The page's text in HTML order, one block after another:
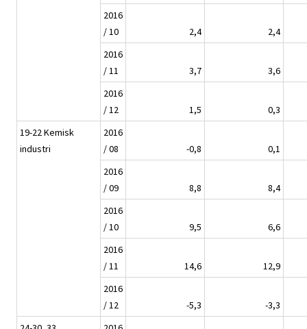
2016
/ 10
2,4
2,4
2016
/ 11
3,7
3,6
2016
/ 12
1,5
0,3
19-22 Kemisk
industri
2016
/ 08
-0,8
0,1
2016
/ 09
8,8
8,4
2016
/ 10
9,5
6,6
2016
/ 11
14,6
12,9
2016
/ 12
-5,3
-3,3